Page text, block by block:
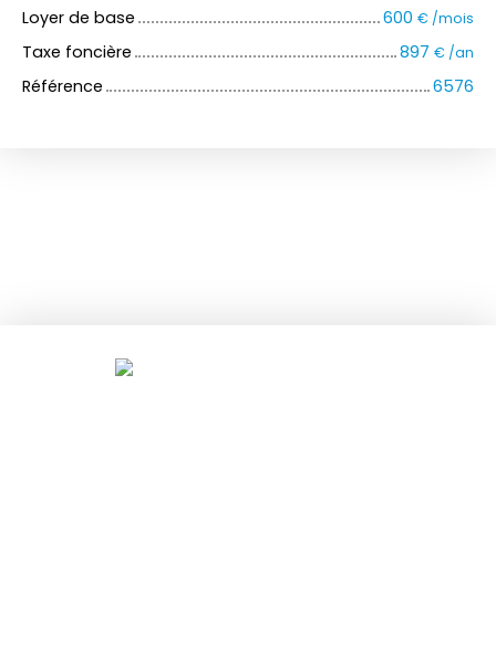
Loyer de base
600 € /mois
Taxe foncière 897 € /an
Référence 6576